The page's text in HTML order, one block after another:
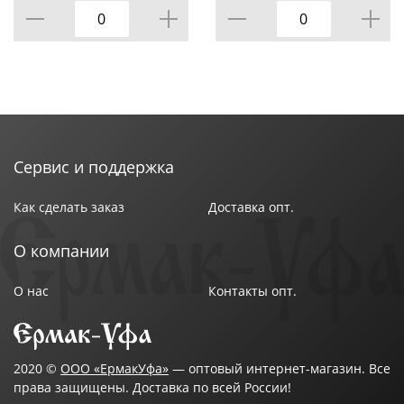
Сервис и поддержка
Как сделать заказ Доставка опт.
О компании
О нас Контакты опт.
2020 © ООО «ЕрмакУфа» — оптовый интернет-магазин. Все
права защищены. Доставка по всей России!